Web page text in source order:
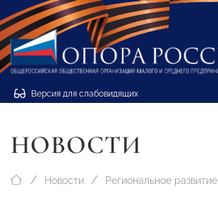
Версия для слабовидящих
НОВОСТИ
Новости Региональное развитие